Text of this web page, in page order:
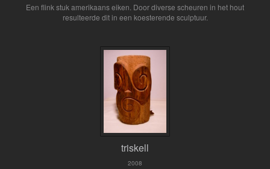
Een flink stuk amerikaans eiken. Door diverse scheuren in het hout
resulteerde dit in een koesterende sculptuur.
triskell
2008